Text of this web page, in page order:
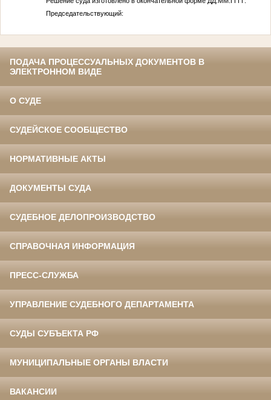
Председательствующий:
ПОДАЧА ПРОЦЕССУАЛЬНЫХ ДОКУМЕНТОВ В
ЭЛЕКТРОННОМ ВИДЕ
О СУДЕ
СУДЕЙСКОЕ СООБЩЕСТВО
НОРМАТИВНЫЕ АКТЫ
ДОКУМЕНТЫ СУДА
СУДЕБНОЕ ДЕЛОПРОИЗВОДСТВО
СПРАВОЧНАЯ ИНФОРМАЦИЯ
ПРЕСС-СЛУЖБА
УПРАВЛЕНИЕ СУДЕБНОГО ДЕПАРТАМЕНТА
СУДЫ СУБЪЕКТА РФ
МУНИЦИПАЛЬНЫЕ ОРГАНЫ ВЛАСТИ
ВАКАНСИИ